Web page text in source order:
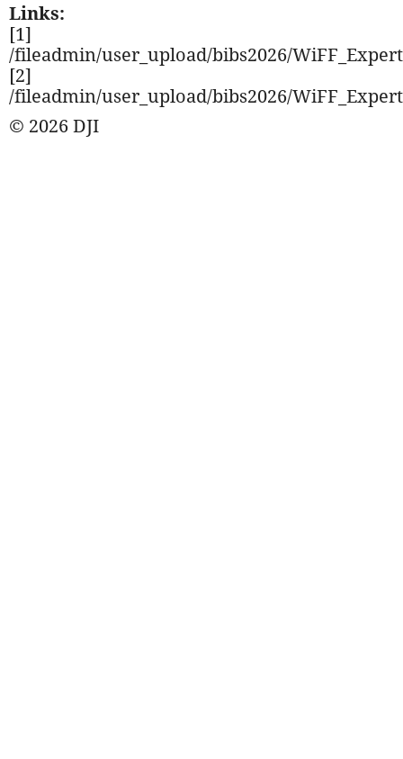
Links:
[1]
/fileadmin/user_upload/bibs2026/
[2]
/fileadmin/user_upload/bibs2026/
© 2026 DJI